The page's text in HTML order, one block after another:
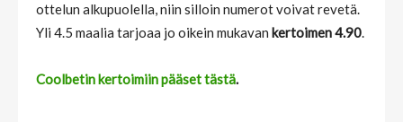
ottelun alkupuolella, niin silloin numerot voivat revetä.
Yli 4.5 maalia tarjoaa jo oikein mukavan kertoimen 4.90.
Coolbetin kertoimiin pääset tästä.